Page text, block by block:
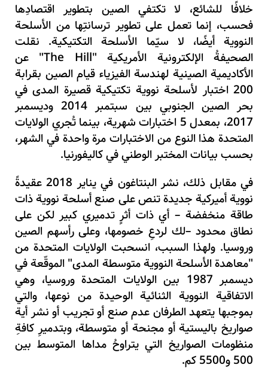
خلافًا للشائع، لا تكتفي الصين بتطوير اقتصادِها
فحسب، إنما تعمل على تطوير ترسانتِها من الأسلحة
النووية أيضًا، لا سيّما الأسلحة التكتيكية. نقلت
الصحيفةُ الإلكترونية الأمريكية "The Hill" عن
الأكاديمية الصينية لهندسة الفيزياء قيام الصين بقرابة
200 اختبار لأسلحة نووية تكتيكية قصيرة المدى في
بحر الصين الجنوبي بين سبتمبر 2014 وديسمبر
2017، بمعدل 5 اختبارات شهرية، بينما تُجري الولايات
المتحدة هذا النوع من الاختبارات مرة واحدة في الشهر،
بحسب بيانات المختبر الوطني في كاليفورنيا.
في مقابل ذلك، نشر البنتاغون في يناير 2018 عقيدةً
نووية أميركية جديدة تنص على صنع أسلحة نووية ذات
طاقة منخفضة – أي ذات أثرٍ تدميري كبير لكن على
نطاق محدود –‎لك لردعِ خصومها، وعلى رأسهم الصين
وروسيا. ولهذا السبب، انسحبت الولايات المتحدة من
"معاهدة الأسلحة النووية متوسطة المدى" الموقّعة في
ديسمبر 1987 بين الولايات المتحدة وروسيا، وهي
الاتفاقية النووية الثنائية الوحيدة من نوعها، والتي
بموجبها يتعهد الطرفان عدم صنع أو تجريب أو نشر أية
صواريخ باليستية أو مجنحة أو متوسطة، وبتدميرِ كافةِ
منظومات الصواريخ التي يتراوحُ مداها المتوسط بين
500 و5500 كم.